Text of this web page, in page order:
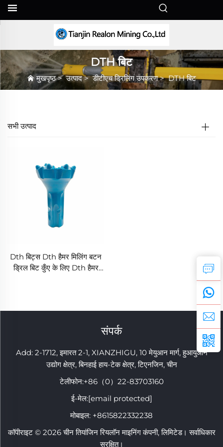
DTH बिट
मुखपृष्ठ>उत्पाद>डीटीएच ड्रिलिंग उपकरण>DTH बिट
सभी उत्पाद
Dth बिट्स Dth हैमर मिलिंग बटन
ड्रिल बिट कुँए के लिए Dth हैमर
संपर्क
Add: 2-1712, इमारत 2-1, XIANZHIGU, 10 मेयुआन मार्ग, हुआयुआन
उद्योग क्षेत्र, बिनहाई हाय-टेक क्षेत्र, टिएनजिन, चीन
टेलीफोन:+86（0）22-83703160
ई-मेल:[email protected]
मोबाइल: +8615822332238
कॉपीराइट © 2026 चीन तियांजिन रियलॉन माइनिंग कंपनी, लिमिटेड। सर्वाधिकार
सुरक्षित।